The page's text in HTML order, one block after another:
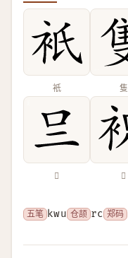
衹 隻
𠮡 𧙋
五笔 kwu 仓颉 rc 郑码